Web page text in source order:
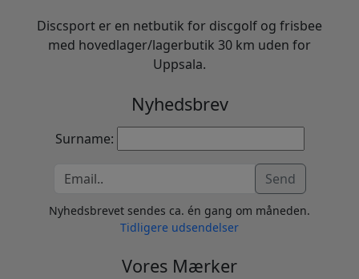
Discsport er en netbutik for discgolf og frisbee
med hovedlager/lagerbutik 30 km uden for
Uppsala.
Nyhedsbrev
Surname:
Send
Nyhedsbrevet sendes ca. én gang om måneden.
Tidligere udsendelser
Vores Mærker